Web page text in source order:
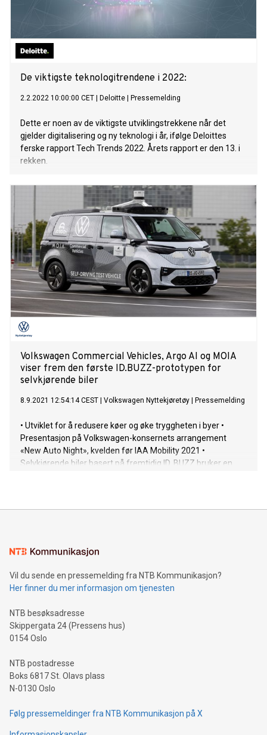
De viktigste teknologitrendene i 2022:
2.2.2022 10:00:00 CET Deloitte Pressemelding
Dette er noen av de viktigste utviklingstrekkene når det
gjelder digitalisering og ny teknologi i år, ifølge Deloittes
ferske rapport Tech Trends 2022. Årets rapport er den 13. i
rekken.
Volkswagen Commercial Vehicles, Argo AI og MOIA
viser frem den første ID.BUZZ-prototypen for
selvkjørende biler
8.9.2021 12:54:14 CEST Volkswagen Nyttekjøretøy Pressemelding
• Utviklet for å redusere køer og øke tryggheten i byer •
Presentasjon på Volkswagen-konsernets arrangement
«New Auto Night», kvelden før IAA Mobility 2021 •
Selvkjørende biler basert på fremtidig ID. BUZZ bruker en
første selvkjørende testbilene av den fullelektriske ID. BUZZ
Vehicles.
Vil du sende en pressemelding fra NTB Kommunikasjon?
Her finner du mer informasjon om tjenesten
NTB besøksadresse
Skippergata 24 (Pressens hus)
0154 Oslo
NTB postadresse
Boks 6817 St. Olavs plass
N-0130 Oslo
Følg pressemeldinger fra NTB Kommunikasjon på X